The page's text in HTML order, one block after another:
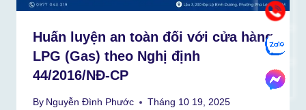
Huấn luyện an toàn đối với cửa hàng
LPG (Gas) theo Nghị định
44/2016/NĐ-CP
By Nguyễn Đình Phước Tháng 10 19, 2025